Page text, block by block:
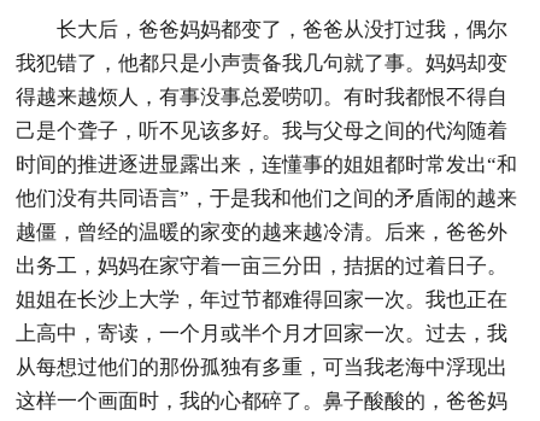
长大后，爸爸妈妈都变了，爸爸从没打过我，偶尔
我犯错了，他都只是小声责备我几句就了事。妈妈却变
得越来越烦人，有事没事总爱唠叨。有时我都恨不得自
己是个聋子，听不见该多好。我与父母之间的代沟随着
时间的推进逐进显露出来，连懂事的姐姐都时常发出“和
他们没有共同语言”，于是我和他们之间的矛盾闹的越来
越僵，曾经的温暖的家变的越来越冷清。后来，爸爸外
出务工，妈妈在家守着一亩三分田，拮据的过着日子。
姐姐在长沙上大学，年过节都难得回家一次。我也正在
上高中，寄读，一个月或半个月才回家一次。过去，我
从每想过他们的那份孤独有多重，可当我老海中浮现出
这样一个画面时，我的心都碎了。鼻子酸酸的，爸爸妈